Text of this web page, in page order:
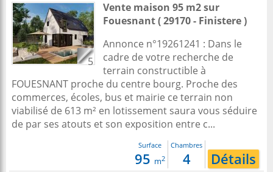
5
Vente maison 95 m2sur
Fouesnant( 29170 - Finistere )
Annonce n°19261241 : Dans le
cadre de votre recherche de
terrain constructible à
FOUESNANT proche du centre bourg. Proche des
commerces, écoles, bus et mairie ce terrain non
viabilisé de 613 m² en lotissement saura vous séduire
de par ses atouts et son exposition entre c...
Surface
95 m2
Chambres
4 Détails